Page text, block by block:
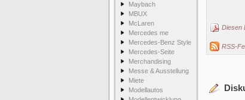
Maybach
MBUX
McLaren
Mercedes me
Mercedes-Benz Style
Mercedes-Seite
Merchandising
Messe & Ausstellung
Miete
Modellautos
Diesen
RSS-